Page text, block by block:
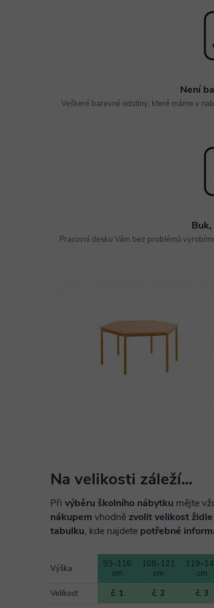
Není
Veškeré barevné odstíny, které máme v
Pracovní desku Vám bez problémů
Na velikosti záleží...
Při výběru školního nábytku mějte
nákupem vhodně zvolit velikost
tabulku, kde najdete potřebné
Výška
93–116
cm
108–121
cm
cm
Velikost
č. 1 č. 2 č. 3